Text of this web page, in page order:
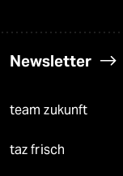
Newsletter
team zukunft
taz frisch